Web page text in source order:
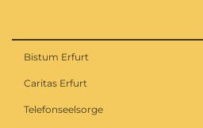
Bistum Erfurt
Caritas Erfurt
Telefonseelsorge